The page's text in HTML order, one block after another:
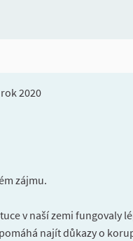
2020
zájmu.
v naší zemi fungovaly
najít důkazy o